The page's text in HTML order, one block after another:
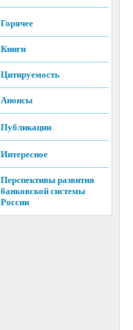
Горячее
Книги
Цитируемость
Анонсы
Публикации
Интересное
Перспективы развития
банковской системы
России